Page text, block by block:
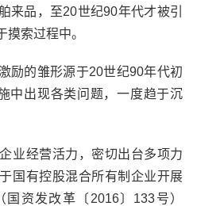
来品，至20世纪90年代才被引
摸索过程中。
励的雏形源于20世纪90年代初
中出现各类问题，一度趋于沉
业经营活力，密切出台多项力
国有控股混合所有制企业开展
资发改革〔2016〕133号）